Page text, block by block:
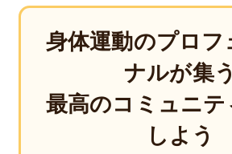
身体運動のプロフ
ナルが集う
最高のコミュニ
しよう